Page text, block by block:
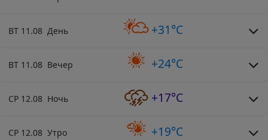
ВТ 11.08 День +31°C
ВТ 11.08 Вечер +24°C
СР 12.08 Ночь +17°C
СР 12.08 Утро +19°C